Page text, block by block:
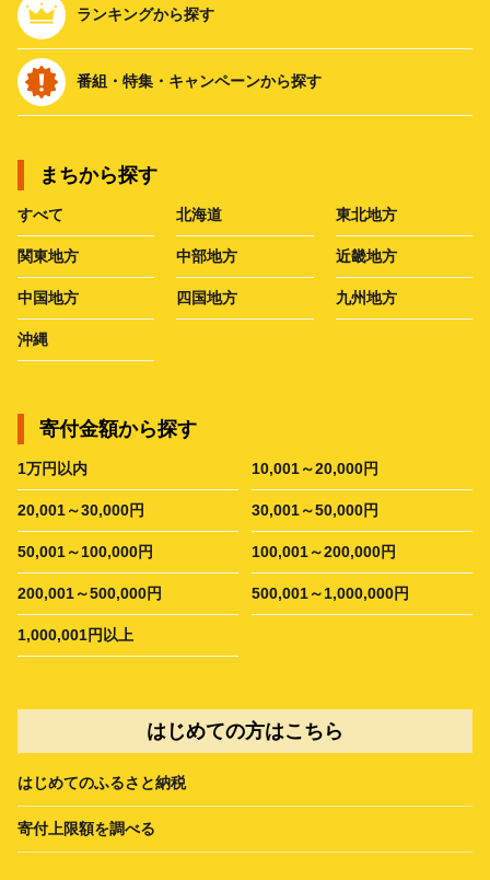
ランキングから探す
番組・特集・キャンペーンから探す
まちから探す
すべて 北海道 東北地方
関東地方 中部地方 近畿地方
中国地方 四国地方 九州地方
沖縄
寄付金額から探す
1万円以内 10,001～20,000円
20,001～30,000円 30,001～50,000円
50,001～100,000円 100,001～200,000円
200,001～500,000円 500,001～1,000,000円
1,000,001円以上
はじめての方はこちら
はじめてのふるさと納税
寄付上限額を調べる